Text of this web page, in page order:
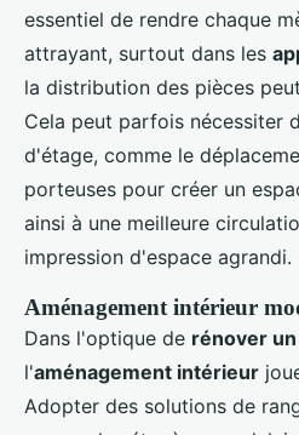
essentiel de rendre chaque
attrayant, surtout dans les
la distribution des pièces
Cela peut parfois nécessiter
d'étage, comme le
porteuses pour créer un
ainsi à une meilleure
impression d'espace agrandi.
Aménagement intérieur
Dans l'optique de rénover
l'aménagement intérieur
Adopter des solutions de